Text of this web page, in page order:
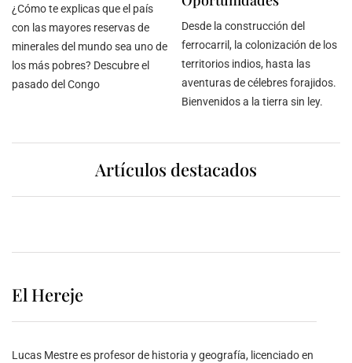
¿Cómo te explicas que el país
con las mayores reservas de
minerales del mundo sea uno de
los más pobres? Descubre el
pasado del Congo
Desde la construcción del
ferrocarril, la colonización de los
territorios indios, hasta las
aventuras de célebres forajidos.
Bienvenidos a la tierra sin ley.
Artículos destacados
El Hereje
Lucas Mestre es profesor de historia y geografía, licenciado en